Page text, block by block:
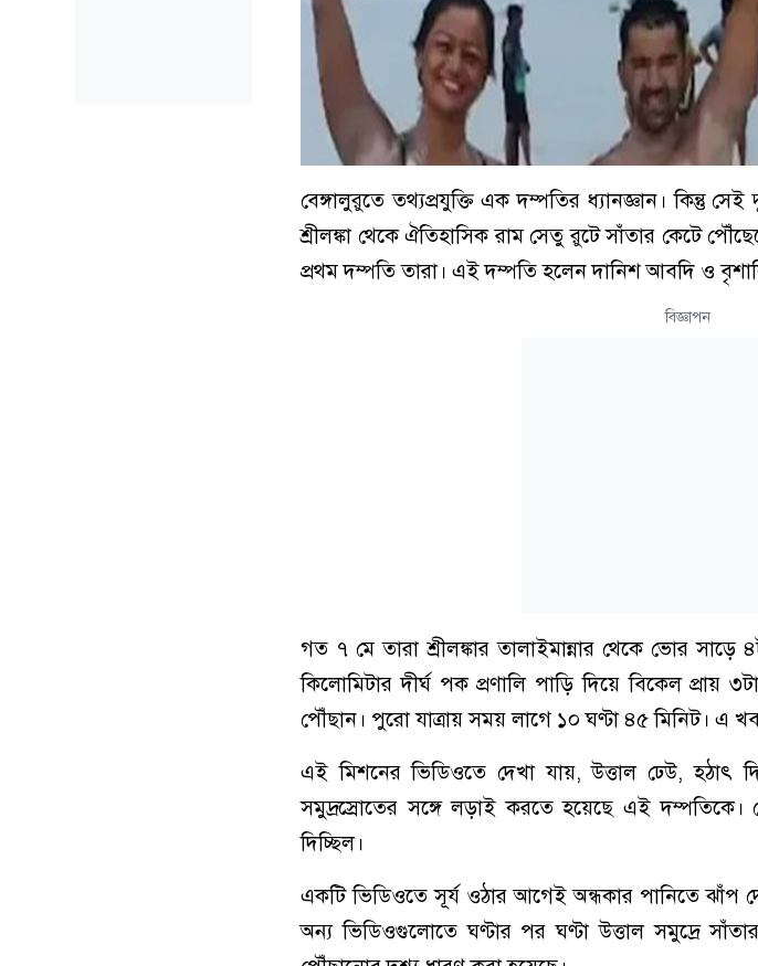
বেঙ্গালুরুতে তথ্যপ্রযুক্তি এক দম্পতির ধ্যানজ্ঞান। কিন্তু
শ্রীলঙ্কা থেকে ঐতিহাসিক রাম সেতু রুটে সাঁতার কেটে
প্রথম দম্পতি তারা। এই দম্পতি হলেন দানিশ আবদি ও
বিজ্ঞাপন
গত ৭ মে তারা শ্রীলঙ্কার তালাইমান্নার থেকে ভোর সাড়ে
কিলোমিটার দীর্ঘ পক প্রণালি পাড়ি দিয়ে বিকেল প্রায়
পৌঁছান। পুরো যাত্রায় সময় লাগে ১০ ঘণ্টা ৪৫ মিনিট। এ
এই মিশনের ভিডিওতে দেখা যায়, উত্তাল ঢেউ, হঠাৎ
সমুদ্রস্রোতের সঙ্গে লড়াই করতে হয়েছে এই দম্পতিকে।
দিচ্ছিল।
একটি ভিডিওতে সূর্য ওঠার আগেই অন্ধকার পানিতে ঝাঁপ
অন্য ভিডিওগুলোতে ঘণ্টার পর ঘণ্টা উত্তাল সমুদ্রে